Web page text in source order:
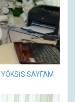
YÖKSİS SAYFAM